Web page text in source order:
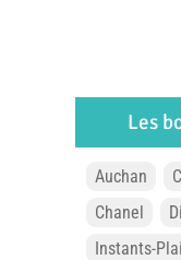
Les
Auchan
Chanel
Instants-